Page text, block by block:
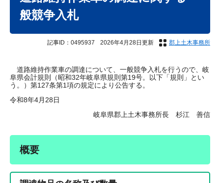
般競争入札
記事ID：0495937 2026年4月28日更新 郡上土木事務所
道路維持作業車の調達について、一般競争入札を行うので、岐
阜県会計規則（昭和32年岐阜県規則第19号。以下「規則」とい
う。）第127条第1項の規定により公告する。
令和8年4月28日
岐阜県郡上土木事務所長 杉江 善信
概要